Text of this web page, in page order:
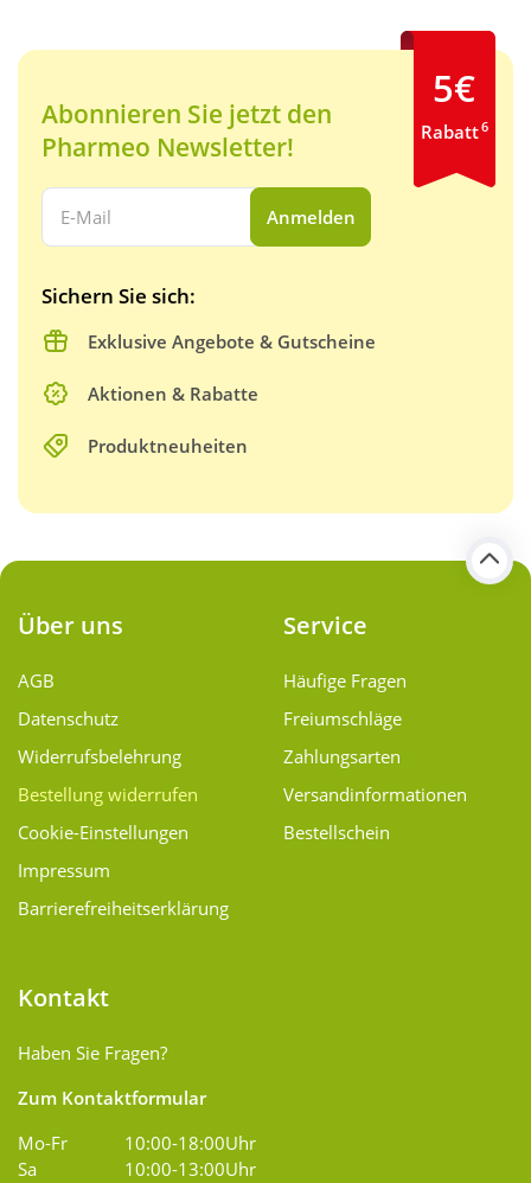
Abonnieren Sie jetzt den
Pharmeo Newsletter!
Ihre E-Mail Adresse:
Anmelden
Sichern Sie sich:
Exklusive Angebote & Gutscheine
Aktionen & Rabatte
Produktneuheiten
5€
Rabatt6
Über uns
AGB
Datenschutz
Widerrufsbelehrung
Bestellung widerrufen
Cookie-Einstellungen
Impressum
Barrierefreiheitserklärung
Service
Häufige Fragen
Freiumschläge
Zahlungsarten
Versand­informationen
Bestellschein
Kontakt
Haben Sie Fragen?
Zum Kontaktformular
Mo-Fr
10:00-18:00Uhr
Sa
10:00-13:00Uhr